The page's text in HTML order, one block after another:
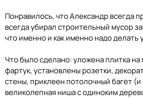
Понравилось, что Александр всегда
всегда убирал строительный мусор
что именно и как именно надо делать
Что было сделано: уложена плитка на
фартук, установлены розетки,
стены, приклеен потолочный багет
великолепная ниша с одиноким